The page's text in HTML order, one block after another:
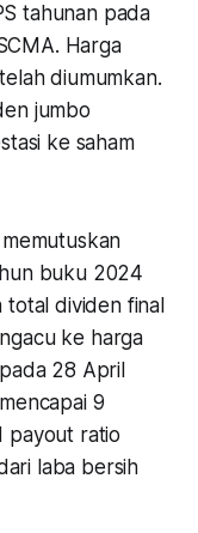
tahunan pada
Harga
diumumkan.
jumbo
ke saham
buku 2024
total dividen final
ke harga
28 April
9
payout ratio
laba bersih